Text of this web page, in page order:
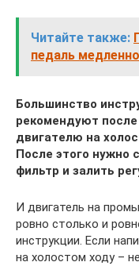
Читайте также:
педаль
Большинство
рекомендуют после
двигателю на
После этого нужно
фильтр и залить
И двигатель на
ровно столько и
инструкции. Если
на холостом ходу –